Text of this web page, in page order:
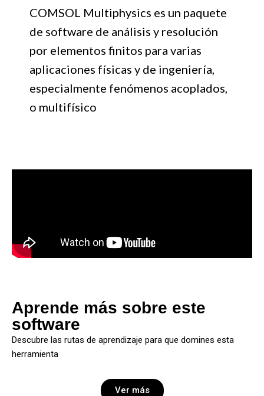
COMSOL Multiphysics es un paquete
de software de análisis y resolución
por elementos finitos para varias
aplicaciones físicas y de ingeniería,
especialmente fenómenos acoplados,
o multifísico
Aprende más sobre este
software
Descubre las rutas de aprendizaje para que domines esta
herramienta
Ver más